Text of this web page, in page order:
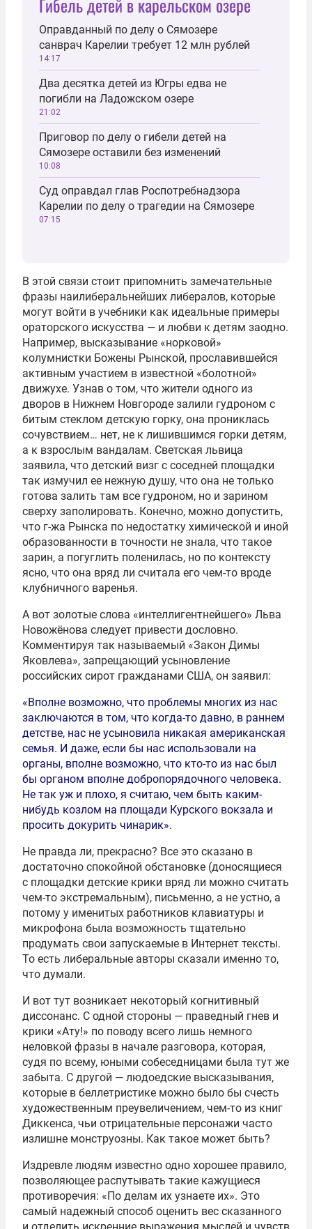
Гибель детей в карельском озере
Оправданный по делу о Сямозере
санврач Карелии требует 12 млн рублей
14:17
Два десятка детей из Югры едва не
погибли на Ладожском озере
21:02
Приговор по делу о гибели детей на
Сямозере оставили без изменений
10:08
Суд оправдал глав Роспотребнадзора
Карелии по делу о трагедии на Сямозере
07:15
В этой связи стоит припомнить замечательные
фразы наилиберальнейших либералов, которые
могут войти в учебники как идеальные примеры
ораторского искусства — и любви к детям заодно.
Например, высказывание «норковой»
колумнистки Божены Рынской, прославившейся
активным участием в известной «болотной»
движухе. Узнав о том, что жители одного из
дворов в Нижнем Новгороде залили гудроном с
битым стеклом детскую горку, она прониклась
сочувствием… нет, не к лишившимся горки детям,
а к взрослым вандалам. Светская львица
заявила, что детский визг с соседней площадки
так измучил ее нежную душу, что она не только
готова залить там все гудроном, но и зарином
сверху заполировать. Конечно, можно допустить,
что г-жа Рынска по недостатку химической и иной
образованности в точности не знала, что такое
зарин, а погуглить поленилась, но по контексту
ясно, что она вряд ли считала его чем-то вроде
клубничного варенья.
А вот золотые слова «интеллигентнейшего» Льва
Новожёнова следует привести дословно.
Комментируя так называемый «Закон Димы
Яковлева», запрещающий усыновление
российских сирот гражданами США, он заявил:
«Вполне возможно, что проблемы многих из нас
заключаются в том, что когда-то давно, в раннем
детстве, нас не усыновила никакая американская
семья. И даже, если бы нас использовали на
органы, вполне возможно, что кто-то из нас был
бы органом вполне добропорядочного человека.
Не так уж и плохо, я считаю, чем быть каким-
нибудь козлом на площади Курского вокзала и
просить докурить чинарик».
Не правда ли, прекрасно? Все это сказано в
достаточно спокойной обстановке (доносящиеся
с площадки детские крики вряд ли можно считать
чем-то экстремальным), письменно, а не устно, а
потому у именитых работников клавиатуры и
микрофона была возможность тщательно
продумать свои запускаемые в Интернет тексты.
То есть либеральные авторы сказали именно то,
что думали.
И вот тут возникает некоторый когнитивный
диссонанс. С одной стороны — праведный гнев и
крики «Ату!» по поводу всего лишь немного
неловкой фразы в начале разговора, которая,
судя по всему, юными собеседницами была тут же
забыта. С другой — людоедские высказывания,
которые в беллетристике можно было бы счесть
художественным преувеличением, чем-то из книг
Диккенса, чьи отрицательные персонажи часто
излишне монструозны. Как такое может быть?
Издревле людям известно одно хорошее правило,
позволяющее распутывать такие кажущиеся
противоречия: «По делам их узнаете их». Это
самый надежный способ оценить вес сказанного